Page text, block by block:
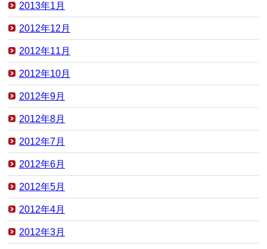
2013年1月
2012年12月
2012年11月
2012年10月
2012年9月
2012年8月
2012年7月
2012年6月
2012年5月
2012年4月
2012年3月